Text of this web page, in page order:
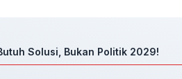
Solusi, Bukan Politik 2029!